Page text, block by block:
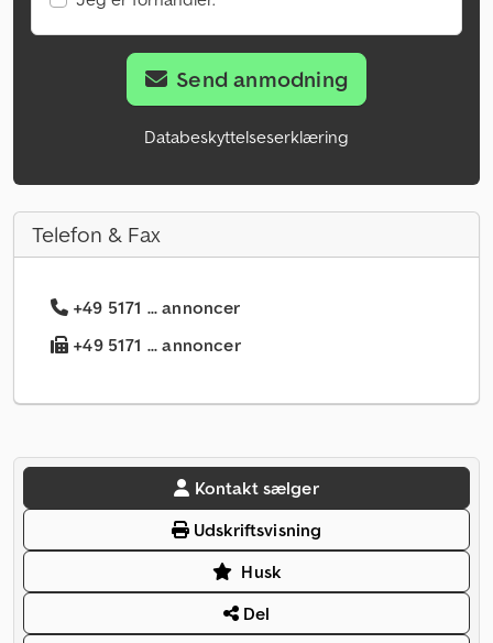
Send anmodning
Databeskyttelseserklæring
Telefon & Fax
+49 5171 ... annoncer
+49 5171 ... annoncer
Kontakt sælger
Udskriftsvisning
Husk
Del